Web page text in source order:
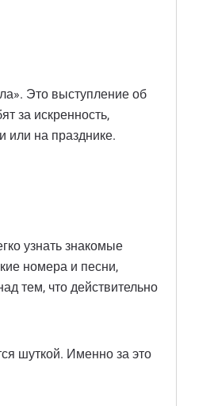
Это выступление об
за искренность,
или на празднике.
узнать знакомые
номера и песни,
тем, что действительно
шуткой. Именно за это